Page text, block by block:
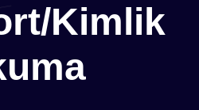
Kimlik